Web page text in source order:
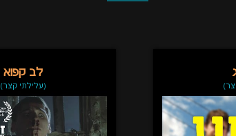
לב קפוא
(עלילתי קצר)